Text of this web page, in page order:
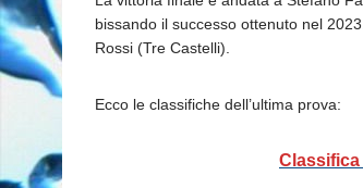
bissando il successo ottenuto nel
Rossi (Tre Castelli).
Ecco le classifiche dell’ultima prova:
Classifica